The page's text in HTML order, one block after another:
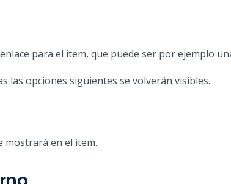
para el item, que puede ser por ejemplo
las opciones siguientes se volverán visibles.
mostrará en el item.